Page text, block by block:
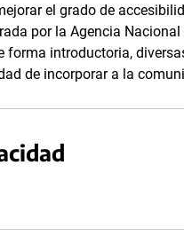
el grado de
por la Agencia
forma introductoria,
de incorporar a la